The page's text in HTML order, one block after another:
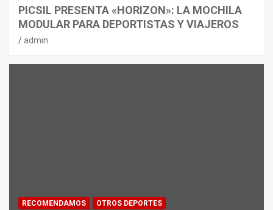
PICSIL PRESENTA «HORIZON»: LA MOCHILA
MODULAR PARA DEPORTISTAS Y VIAJEROS
admin
RECOMENDAMOS OTROS DEPORTES